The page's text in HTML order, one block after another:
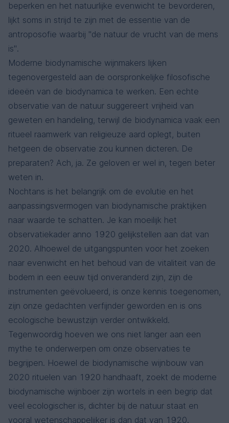
beperken en het natuurlijke evenwicht te bevorderen,
lijkt soms in strijd te zijn met de essentie van de
antroposofie waarbij "de natuur de vrucht van de mens
is".
Moderne biodynamische wijnmakers lijken
tegenovergesteld aan de oorspronkelijke filosofische
ideeën van de biodynamica te werken. Een echte
observatie van de natuur suggereert vrijheid van
geweten en handeling, terwijl de biodynamica vaak een
ritueel raamwerk van religieuze aard oplegt, buiten
hetgeen de observatie zou kunnen dicteren. De
preparaten? Ach, ja. Ze geloven er wel in, tegen beter
weten in.
Nochtans is het belangrijk om de evolutie en het
aanpassingsvermogen van biodynamische praktijken
naar waarde te schatten. Je kan moeilijk het
observatiekader anno 1920 gelijkstellen aan dat van
2020. Alhoewel de uitgangspunten voor het zoeken
naar evenwicht en het behoud van de vitaliteit van de
bodem in een eeuw tijd onveranderd zijn, zijn de
instrumenten geëvolueerd, is onze kennis toegenomen,
zijn onze gedachten verfijnder geworden en is ons
ecologische bewustzijn verder ontwikkeld.
Tegenwoordig hoeven we ons niet langer aan een
mythe te onderwerpen om onze observaties te
begrijpen. Hoewel de biodynamische wijnbouw van
2020 rituelen van 1920 handhaaft, zoekt de moderne
biodynamische wijnboer zijn wortels in een begrip dat
veel ecologischer is, dichter bij de natuur staat en
vooral wetenschappelijker is dan dat van 1920.